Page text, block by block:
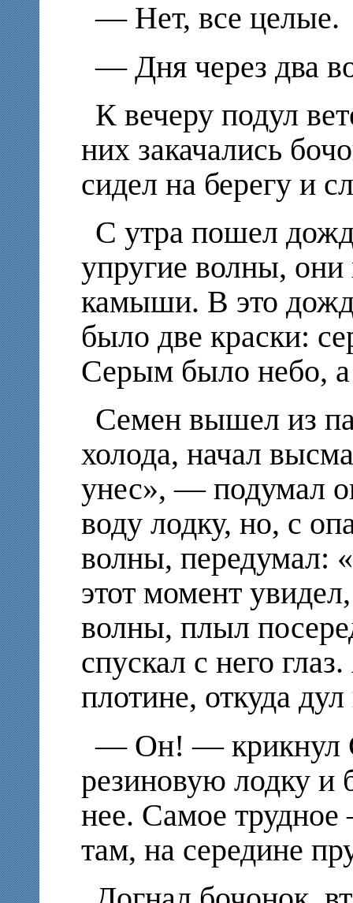
— Нет, все целые.
— Дня через два
К вечеру подул
них закачались
сидел на берегу и
С утра пошел
упругие волны, они
камыши. В это
было две краски:
Серым было небо,
Семен вышел из
холода, начал
унес», — подумал
воду лодку, но, с
волны,
этот момент
волны, плыл
спускал с него
плотине, откуда дул
— Он! — крикнул
резиновую лодку и
нее. Самое трудное
там, на середине